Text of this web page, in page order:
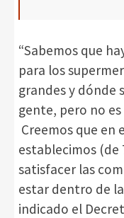
“Sabemos que
para los
grandes y dónde
gente, pero no
Creemos que en
establecimos (de
satisfacer las
estar dentro de
indicado el